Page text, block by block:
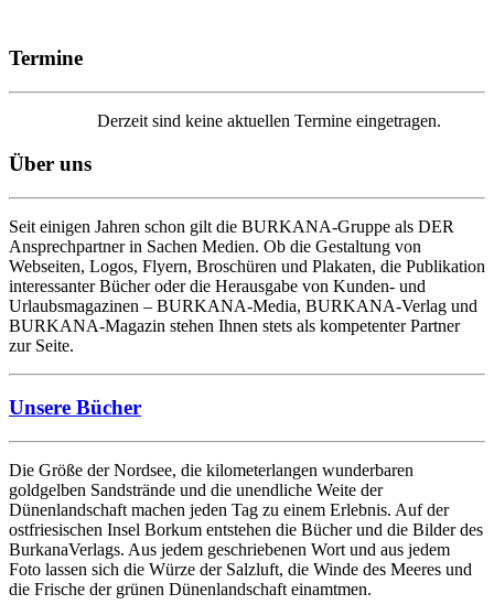
Termine
Derzeit sind keine aktuellen Termine eingetragen.
Über uns
Seit einigen Jahren schon gilt die BURKANA-Gruppe als DER
Ansprechpartner in Sachen Medien. Ob die Gestaltung von
Webseiten, Logos, Flyern, Broschüren und Plakaten, die Publikation
interessanter Bücher oder die Herausgabe von Kunden- und
Urlaubsmagazinen – BURKANA-Media, BURKANA-Verlag und
BURKANA-Magazin stehen Ihnen stets als kompetenter Partner
zur Seite.
Unsere Bücher
Die Größe der Nordsee, die kilometerlangen wunderbaren
goldgelben Sandstrände und die unendliche Weite der
Dünenlandschaft machen jeden Tag zu einem Erlebnis. Auf der
ostfriesischen Insel Borkum entstehen die Bücher und die Bilder des
BurkanaVerlags. Aus jedem geschriebenen Wort und aus jedem
Foto lassen sich die Würze der Salzluft, die Winde des Meeres und
die Frische der grünen Dünenlandschaft einamtmen.